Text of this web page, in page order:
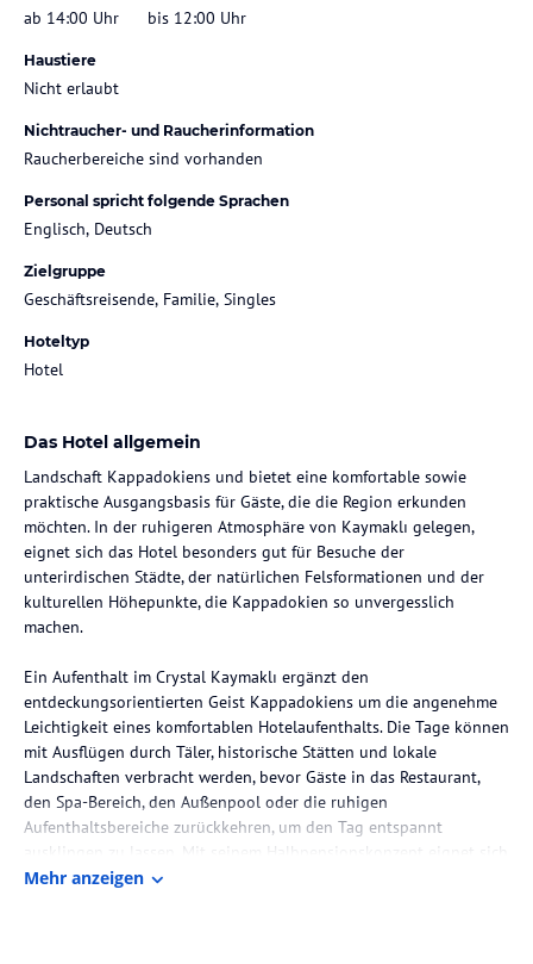
ab 14:00 Uhr bis 12:00 Uhr
Haustiere
Nicht erlaubt
Nichtraucher- und Raucherinformation
Raucherbereiche sind vorhanden
Personal spricht folgende Sprachen
Englisch, Deutsch
Zielgruppe
Geschäftsreisende, Familie, Singles
Hoteltyp
Hotel
Das Hotel allgemein
Landschaft Kappadokiens und bietet eine komfortable sowie
praktische Ausgangsbasis für Gäste, die die Region erkunden
möchten. In der ruhigeren Atmosphäre von Kaymaklı gelegen,
eignet sich das Hotel besonders gut für Besuche der
unterirdischen Städte, der natürlichen Felsformationen und der
kulturellen Höhepunkte, die Kappadokien so unvergesslich
machen.
Ein Aufenthalt im Crystal Kaymaklı ergänzt den
entdeckungsorientierten Geist Kappadokiens um die angenehme
Leichtigkeit eines komfortablen Hotelaufenthalts. Die Tage können
mit Ausflügen durch Täler, historische Stätten und lokale
Landschaften verbracht werden, bevor Gäste in das Restaurant,
den Spa-Bereich, den Außenpool oder die ruhigen
Aufenthaltsbereiche zurückkehren, um den Tag entspannt
ausklingen zu lassen. Mit seinem Halbpensionskonzept eignet sich
das Hotel gut für Individualreisende, Familien und Gruppen.
Mehr anzeigen